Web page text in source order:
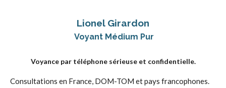
Lionel Girardon
Voyant Médium Pur
Voyance par téléphone sérieuse et confidentielle.
Consultations en France, DOM-TOM et pays francophones.